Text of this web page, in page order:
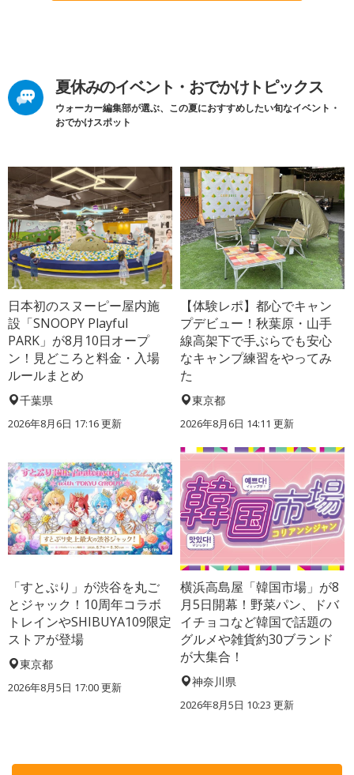
夏休みのイベント・おでかけトピックス
ウォーカー編集部が選ぶ、この夏におすすめしたい旬なイベント・
おでかけスポット
日本初のスヌーピー屋内施
設「SNOOPY Playful
PARK」が8月10日オープ
ン！見どころと料金・入場
ルールまとめ
千葉県
2026年8月6日 17:16更新
【体験レポ】都心でキャン
プデビュー！秋葉原・山手
線高架下で手ぶらでも安心
なキャンプ練習をやってみ
た
東京都
2026年8月6日 14:11 更新
「すとぷり」が渋谷を丸ご
とジャック！10周年コラボ
トレインやSHIBUYA109限定
ストアが登場
東京都
2026年8月5日 17:00更新
横浜高島屋「韓国市場」が8
月5日開幕！野菜パン、ドバ
イチョコなど韓国で話題の
グルメや雑貨約30ブランド
が大集合！
神奈川県
2026年8月5日 10:23 更新